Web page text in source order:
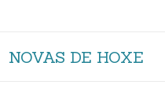
NOVAS DE HOXE